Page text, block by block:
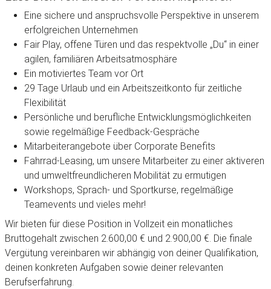
Eine sichere und anspruchsvolle Perspektive in unserem
erfolgreichen Unternehmen
Fair Play, offene Türen und das respektvolle „Du“ in einer
agilen, familiären Arbeitsatmosphäre
Ein motiviertes Team vor Ort
29 Tage Urlaub und ein Arbeitszeitkonto für zeitliche
Flexibilität
Persönliche und berufliche Entwicklungsmöglichkeiten
sowie regelmäßige Feedback-Gespräche
Mitarbeiterangebote über Corporate Benefits
Fahrrad-Leasing, um unsere Mitarbeiter zu einer aktiveren
und umweltfreundlicheren Mobilität zu ermutigen
Workshops, Sprach- und Sportkurse, regelmäßige
Teamevents und vieles mehr!
Wir bieten für diese Position in Vollzeit ein monatliches
Bruttogehalt zwischen 2.600,00 € und 2.900,00 €. Die finale
Vergütung vereinbaren wir abhängig von deiner Qualifikation,
deinen konkreten Aufgaben sowie deiner relevanten
Berufserfahrung.